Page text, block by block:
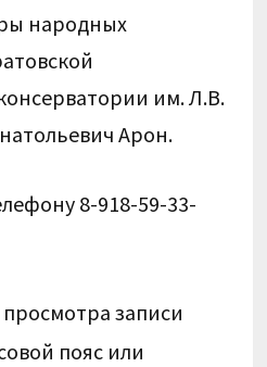
народных
им. Л.В.
Арон.
8-918-59-33-
записи
пояс или